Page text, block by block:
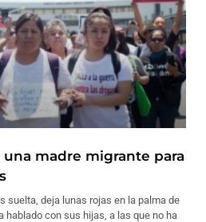
madre migrante para
suelta, deja lunas rojas en la palma de
hablado con sus hijas, a las que no ha